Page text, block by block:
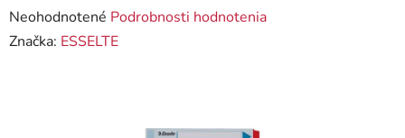
Priemerné
hodnotenie
Neohodnotené Podrobnosti hodnotenia
Značka: ESSELTE